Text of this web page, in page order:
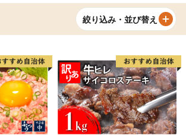
絞り込み・並び替え